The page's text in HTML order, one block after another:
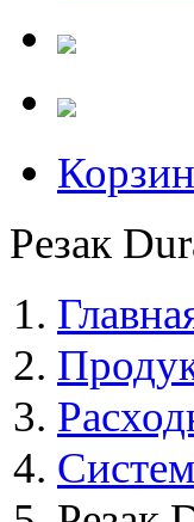
Резак